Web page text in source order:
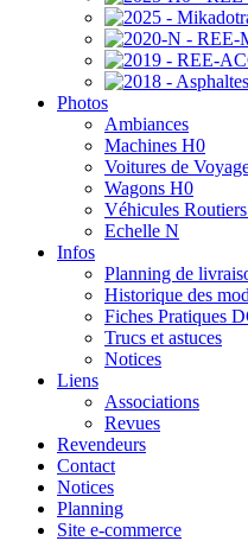
Photos
Ambiances
Machines H0
Voitures de
Wagons H0
Véhicules
Echelle N
Infos
Planning de
Historique des
Fiches Pratiques
Trucs et astuces
Notices
Liens
Associations
Revues
Revendeurs
Contact
Notices
Planning
Site e-commerce